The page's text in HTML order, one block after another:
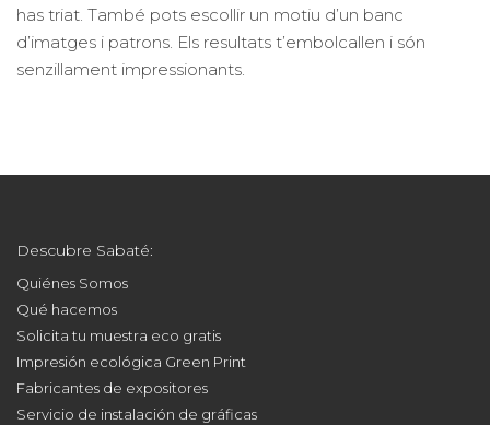
has triat. També pots escollir un motiu d’un banc
d’imatges i patrons. Els resultats t’embolcallen i són
senzillament impressionants.
Descubre Sabaté:
Quiénes Somos
Qué hacemos
Solicita tu muestra eco gratis
Impresión ecológica Green Print
Fabricantes de expositores
Servicio de instalación de gráficas